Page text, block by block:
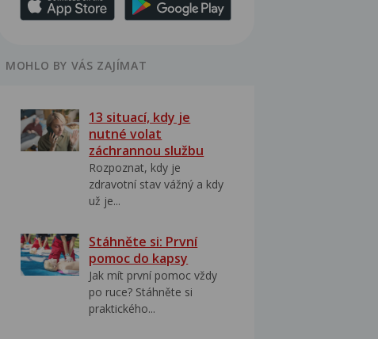
MOHLO BY VÁS ZAJÍMAT
13 situací, kdy je
nutné volat
záchrannou službu
Rozpoznat, kdy je
zdravotní stav vážný a kdy
už je...
Stáhněte si: První
pomoc do kapsy
Jak mít první pomoc vždy
po ruce? Stáhněte si
praktického...